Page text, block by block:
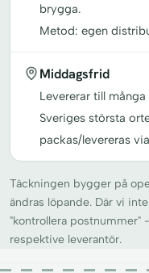
brygga.
Metod: egen
Middagsfrid
Levererar till många
Sveriges största
packas/levereras
Täckningen bygger på
ändras löpande. Där vi
"kontrollera postnummer"
respektive leverantör.